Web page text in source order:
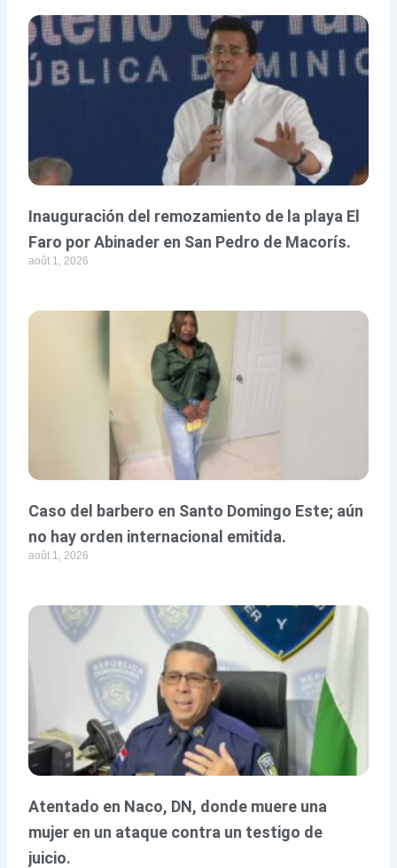
Inauguración del remozamiento de la playa El
Faro por Abinader en San Pedro de Macorís.
août 1, 2026
Caso del barbero en Santo Domingo Este; aún
no hay orden internacional emitida.
août 1, 2026
Atentado en Naco, DN, donde muere una
mujer en un ataque contra un testigo de
juicio.